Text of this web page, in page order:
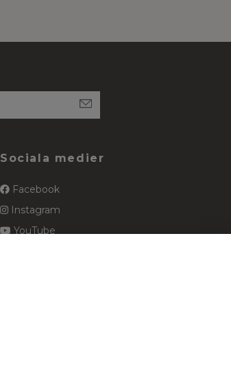
Sociala medier
Facebook
Instagram
YouTube